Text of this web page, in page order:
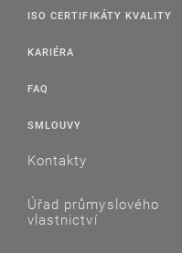
ISO CERTIFIKÁTY KVALITY
KARIÉRA
FAQ
SMLOUVY
Kontakty
Úřad průmyslového
vlastnictví